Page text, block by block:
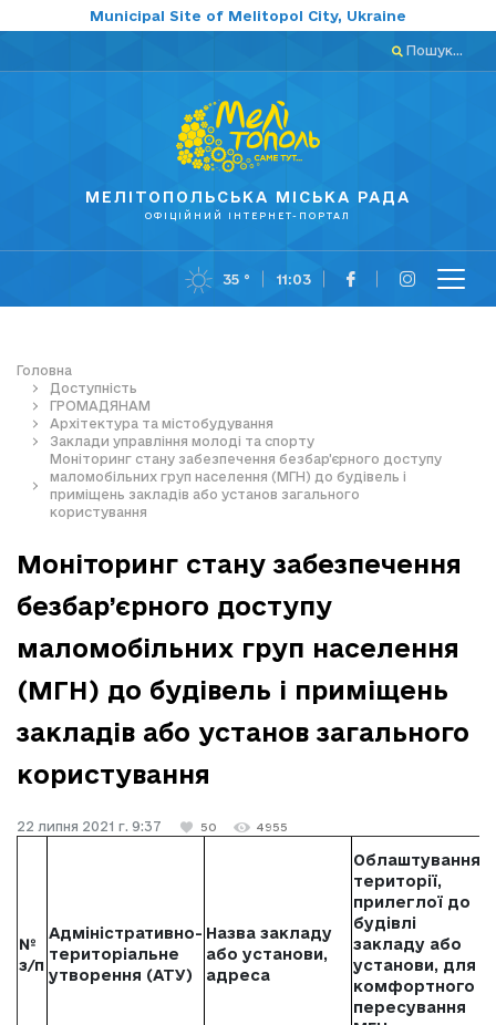
Municipal Site of Melitopol City, Ukraine
Пошук...
МЕЛІТОПОЛЬСЬКА МІСЬКА РАДА
ОФІЦІЙНИЙ ІНТЕРНЕТ-ПОРТАЛ
35 ° 11:03
Головна
Доступність
ГРОМАДЯНАМ
Архітектура та містобудування
Заклади управління молоді та спорту
Моніторинг стану забезпечення безбар’єрного доступу
маломобільних груп населення (МГН) до будівель і
приміщень закладів або установ загального
користування
Моніторинг стану забезпечення
безбар’єрного доступу
маломобільних груп населення
(МГН) до будівель і приміщень
закладів або установ загального
користування
22 липня 2021 г. 9:37 50 4955
№
з/п
Адміністративно-
територіальне
утворення (АТУ)
Назва закладу
або установи,
адреса
Облаштування
території,
прилеглої до
будівлі
закладу або
установи, для
комфортного
пересування